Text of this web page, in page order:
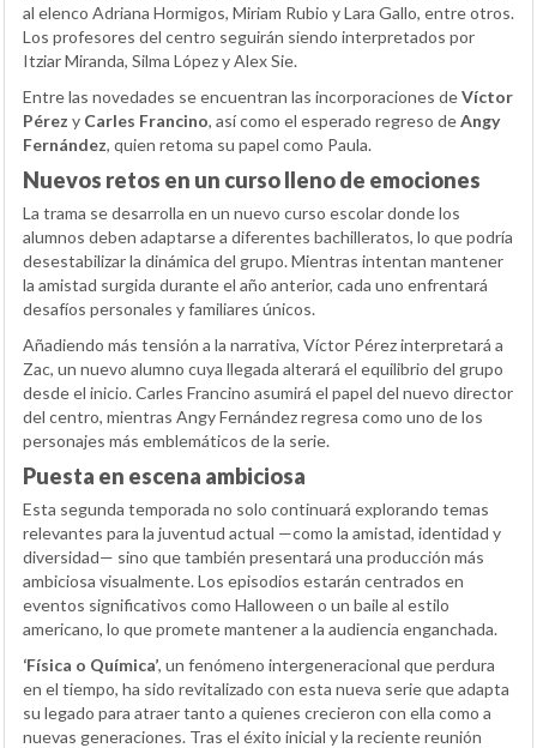
al elenco Adriana Hormigos, Miriam Rubio y Lara Gallo, entre otros.
Los profesores del centro seguirán siendo interpretados por
Itziar Miranda, Silma López y Alex Sie.
Entre las novedades se encuentran las incorporaciones deVíctor
Pérez y Carles Francino, así como el esperado regreso deAngy
Fernández, quien retoma su papel como Paula.
Nuevos retos en un curso lleno de emociones
La trama se desarrolla en un nuevo curso escolar donde los
alumnos deben adaptarse a diferentes bachilleratos, lo que podría
desestabilizar la dinámica del grupo. Mientras intentan mantener
la amistad surgida durante el año anterior, cada uno enfrentará
desafíos personales y familiares únicos.
Añadiendo más tensión a la narrativa, Víctor Pérez interpretará a
Zac, un nuevo alumno cuya llegada alterará el equilibrio del grupo
desde el inicio. Carles Francino asumirá el papel del nuevo director
del centro, mientras Angy Fernández regresa como uno de los
personajes más emblemáticos de la serie.
Puesta en escena ambiciosa
Esta segunda temporada no solo continuará explorando temas
relevantes para la juventud actual —como la amistad, identidad y
diversidad— sino que también presentará una producción más
ambiciosa visualmente. Los episodios estarán centrados en
eventos significativos como Halloween o un baile al estilo
americano, lo que promete mantener a la audiencia enganchada.
‘Física o Química’, un fenómeno intergeneracional que perdura
en el tiempo, ha sido revitalizado con esta nueva serie que adapta
su legado para atraer tanto a quienes crecieron con ella como a
nuevas generaciones. Tras el éxito inicial y la reciente reunión